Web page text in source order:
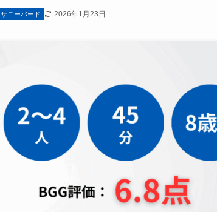
サニーバード 2026年1月23日